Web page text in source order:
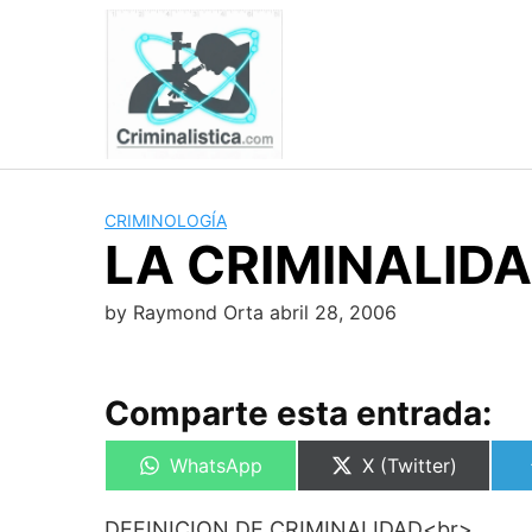
CRIMINOLOGÍA
LA
by Raymond Orta abril 28, 2006
Comparte esta entrada:
Compartir
WhatsApp
Compartir
X (Twitter)